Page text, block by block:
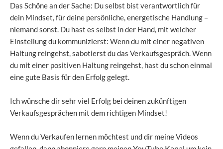
Das Schöne an der Sache: Du selbst bist verantwortlich für
dein Mindset, für deine persönliche, energetische Handlung –
niemand sonst. Du hast es selbst in der Hand, mit welcher
Einstellung du kommunizierst: Wenn du mit einer negativen
Haltung reingehst, sabotierst du das Verkaufsgespräch. Wenn
du mit einer positiven Haltung reingehst, hast du schon einmal
eine gute Basis für den Erfolg gelegt.
Ich wünsche dir sehr viel Erfolg bei deinen zukünftigen
Verkaufsgesprächen mit dem richtigen Mindset!
Wenn du Verkaufen lernen möchtest und dir meine Videos